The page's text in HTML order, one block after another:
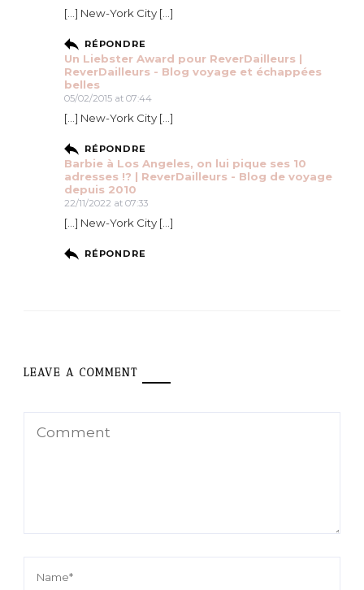
[…] New-York City […]
RÉPONDRE
Un Liebster Award pour ReverDailleurs |
ReverDailleurs - Blog voyage et échappées
belles
05/02/2015 at 07:44
[…] New-York City […]
RÉPONDRE
Barbie à Los Angeles, on lui pique ses 10
adresses !? | ReverDailleurs - Blog de voyage
depuis 2010
22/11/2022 at 07:33
[…] New-York City […]
RÉPONDRE
LEAVE A COMMENT